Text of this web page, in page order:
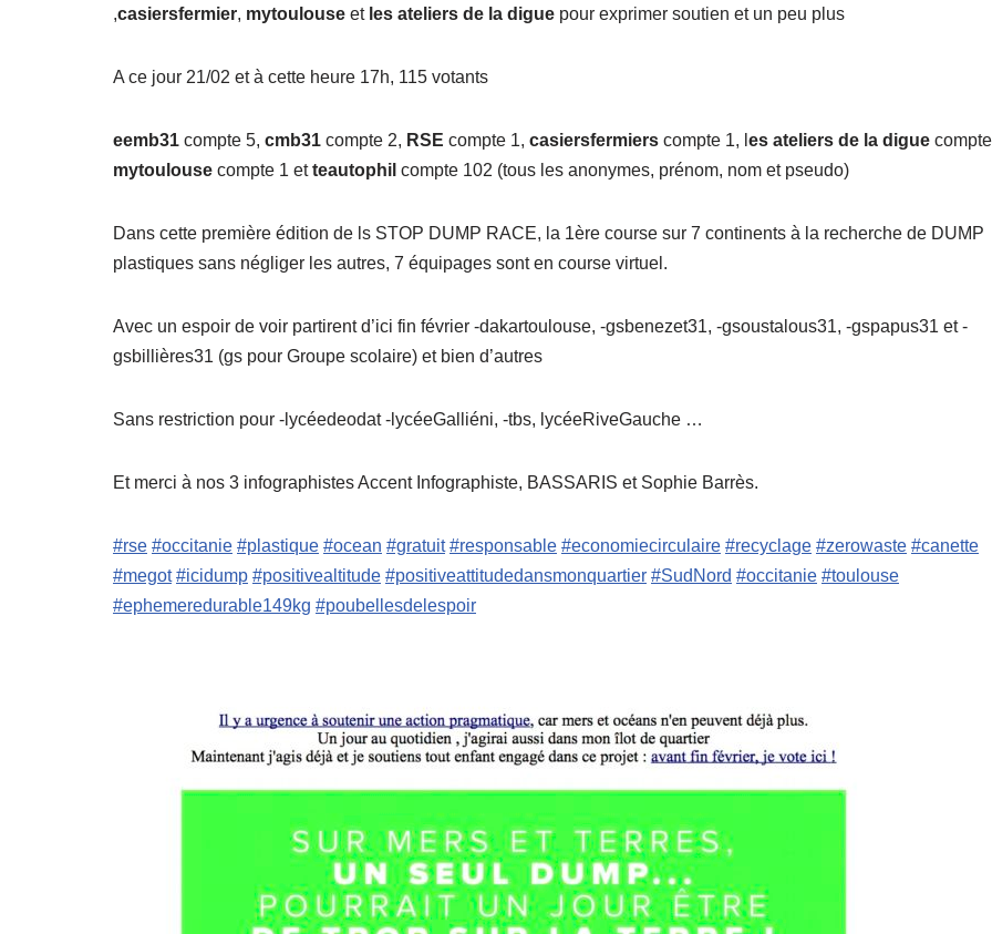
,casiersfermier, mytoulouse et les ateliers de la digue pour exprimer soutien et un peu plus
A ce jour 21/02 et à cette heure 17h, 115 votants
eemb31 compte 5, cmb31 compte 2, RSE compte 1, casiersfermiers compte 1, l es ateliers de la digue
mytoulouse compte 1 etteautophil compte 102 (tous les anonymes, prénom, nom et pseudo)
Dans cette première édition de ls STOP DUMP RACE, la 1ère course sur 7 continents à la recherche de DUMP
plastiques sans négliger les autres, 7 équipages sont en course virtuel.
Avec un espoir de voir partirent d’ici fin février -dakartoulouse, -gsbenezet31, -gsoustalous31, -gspapus31 et -
gsbillières31 (gs pour Groupe scolaire) et bien d’autres
Sans restriction pour -lycéedeodat -lycéeGalliéni, -tbs, lycéeRiveGauche …
Et merci à nos 3 infographistes Accent Infographiste, BASSARIS et Sophie Barrès.
#rse #occitanie #plastique #ocean #gratuit #responsable #economiecirculaire #recyclage #zerowaste #canette
#megot #icidump #positivealtitude #positiveattitudedansmonquartier #SudNord #occitanie #toulouse
#ephemeredurable149kg #poubellesdelespoir